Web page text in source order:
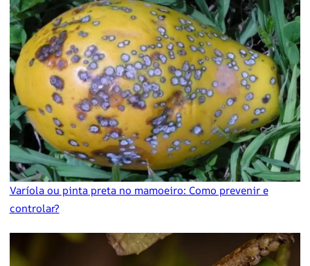
Varíola ou pinta preta no mamoeiro: Como prevenir e
controlar?